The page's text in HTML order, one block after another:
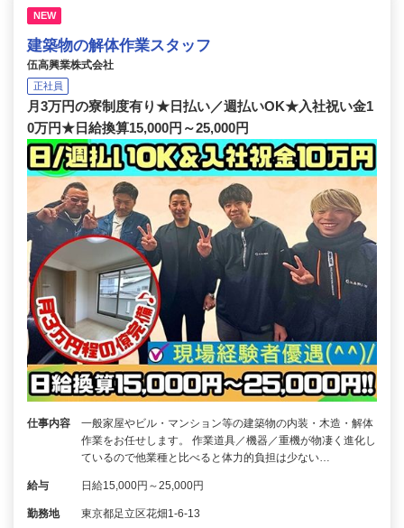
NEW
建築物の解体作業スタッフ
伍高興業株式会社
正社員
月3万円の寮制度有り★日払い／週払いOK★入社祝い金1
0万円★日給換算15,000円～25,000円
仕事内容
一般家屋やビル・マンション等の建築物の内装・木造・解体
作業をお任せします。 作業道具／機器／重機が物凄く進化し
ているので他業種と比べると体力的負担は少ない…
給与 日給15,000円～25,000円
勤務地 東京都足立区花畑1-6-13